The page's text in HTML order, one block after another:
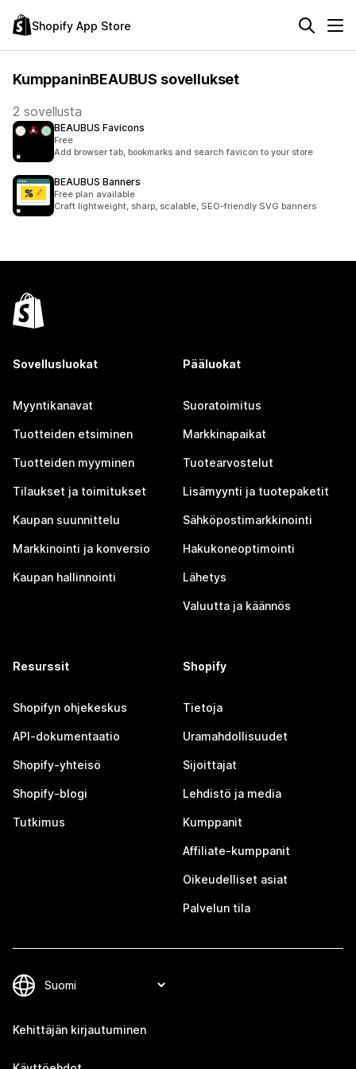
Shopify App Store
KumppaninBEAUBUS sovellukset
2 sovellusta
BEAUBUS Favicons
Free
Add browser tab, bookmarks and search favicon to your store
BEAUBUS Banners
Free plan available
Craft lightweight, sharp, scalable, SEO-friendly SVG banners
Sovellusluokat
Myyntikanavat
Tuotteiden etsiminen
Tuotteiden myyminen
Tilaukset ja toimitukset
Kaupan suunnittelu
Markkinointi ja konversio
Kaupan hallinnointi
Pääluokat
Suoratoimitus
Markkinapaikat
Tuotearvostelut
Lisämyynti ja tuotepaketit
Sähköpostimarkkinointi
Hakukoneoptimointi
Lähetys
Valuutta ja käännös
Resurssit
Shopifyn ohjekeskus
API-dokumentaatio
Shopify-yhteisö
Shopify-blogi
Tutkimus
Shopify
Tietoja
Uramahdollisuudet
Sijoittajat
Lehdistö ja media
Kumppanit
Affiliate-kumppanit
Oikeudelliset asiat
Palvelun tila
Kehittäjän kirjautuminen